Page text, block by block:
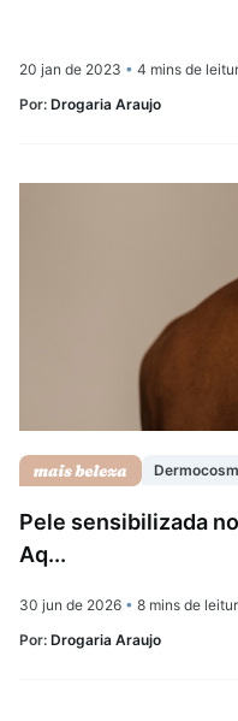
20 jan de 2023 • 4 mins de
Por: Drogaria Araujo
Pele sensibilizada
Aq...
30 jun de 2026 • 8 mins de
Por: Drogaria Araujo